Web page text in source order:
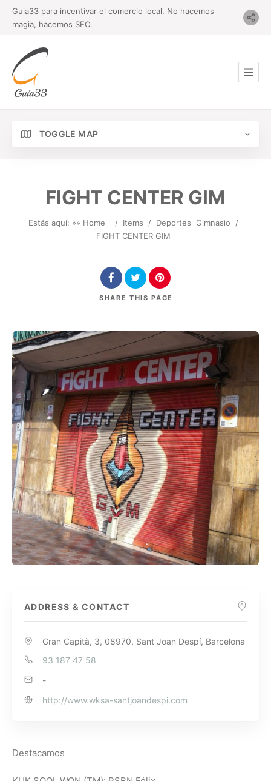
Guia33 para incentivar el comercio local. No hacemos
magia, hacemos SEO.
TOGGLE MAP
FIGHT CENTER GIM
Estás aquí: »» Home / Items / Deportes Gimnasio
/
FIGHT CENTER GIM
SHARE THIS PAGE
ADDRESS & CONTACT
Gran Capità, 3, 08970, Sant Joan Despí, Barcelona
93 187 47 58
-
http://www.wksa-santjoandespi.com
Destacamos